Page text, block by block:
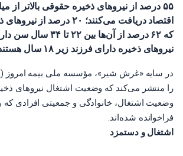
۵۵ درصد از نیروهای ذخیره حقوقی بالاتر از
اقتصاد دریافت می‌کنند؛ ۲۰
نیروهای ذخیره دارای فرزند زیر ۱۸ سال هستند
در سایه «غرش شیر»، مؤسسه ملی بیمه امروز
را منتشر می‌کند که وضعیت اشتغال نیروهای
وضعیت اشتغال، خانوادگی و جمعیتی افرادی
فراخوانده شده‌اند.
اشتغال و دستمزد